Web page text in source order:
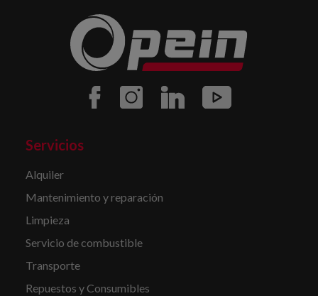
Servicios
Alquiler
Mantenimiento y reparación
Limpieza
Servicio de combustible
Transporte
Repuestos y Consumibles